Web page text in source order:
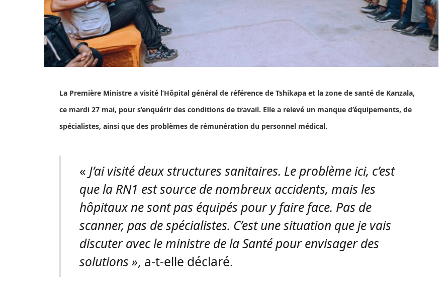
La Première Ministre a visité l’Hôpital général de référence de Tshikapa et la zone de santé de Kanzala,
ce mardi 27 mai, pour s’enquérir des conditions de travail. Elle a relevé un manque d’équipements, de
spécialistes, ainsi que des problèmes de rémunération du personnel médical.
« J’ai visité deux structures sanitaires. Le problème ici, c’est
que la RN1 est source de nombreux accidents, mais les
hôpitaux ne sont pas équipés pour y faire face. Pas de
scanner, pas de spécialistes. C’est une situation que je vais
discuter avec le ministre de la Santé pour envisager des
solutions », a-t-elle déclaré.